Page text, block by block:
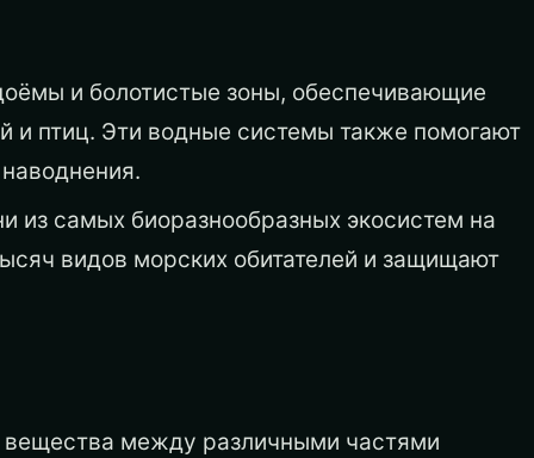
и болотистые зоны, обеспечивающие
птиц. Эти водные системы также помогают
самых биоразнообразных экосистем на
видов морских обитателей и защищают
между различными частями